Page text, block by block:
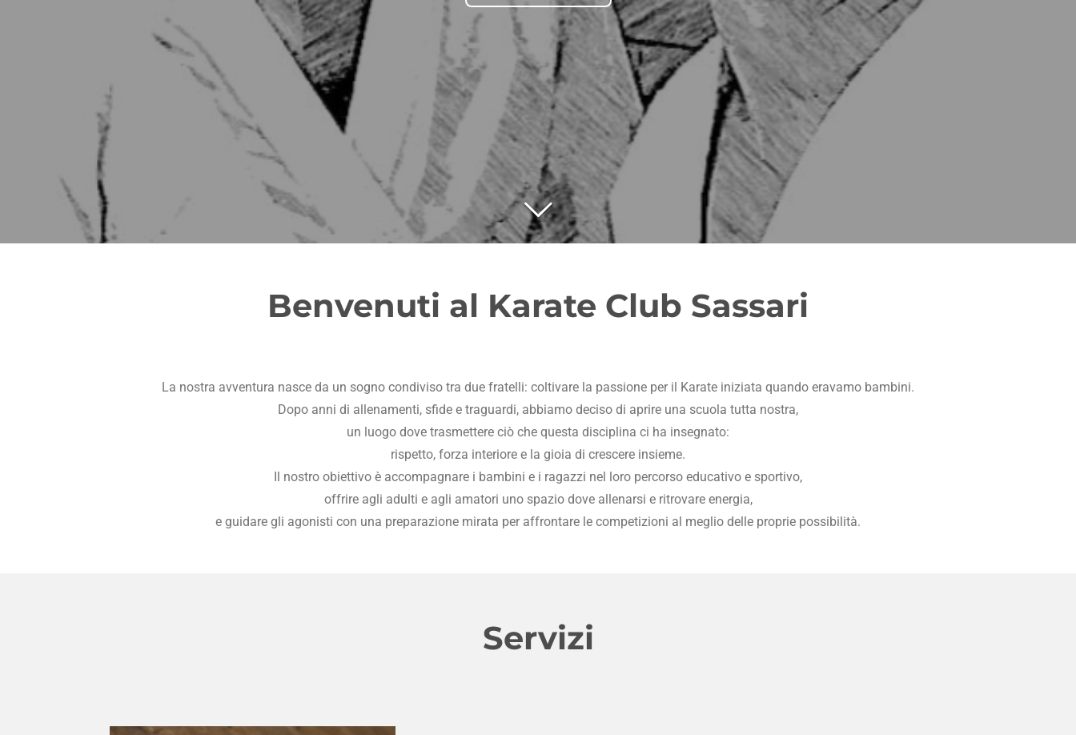
Benvenuti al Karate Club Sassari
La nostra avventura nasce da un sogno condiviso tra due fratelli: coltivare la passione per il Karate iniziata quando eravamo bambini.
Dopo anni di allenamenti, sfide e traguardi, abbiamo deciso di aprire una scuola tutta nostra,
un luogo dove trasmettere ciò che questa disciplina ci ha insegnato:
rispetto, forza interiore e la gioia di crescere insieme.
Il nostro obiettivo è accompagnare i bambini e i ragazzi nel loro percorso educativo e sportivo,
offrire agli adulti e agli amatori uno spazio dove allenarsi e ritrovare energia,
e guidare gli agonisti con una preparazione mirata per affrontare le competizioni al meglio delle proprie possibilità.
Servizi